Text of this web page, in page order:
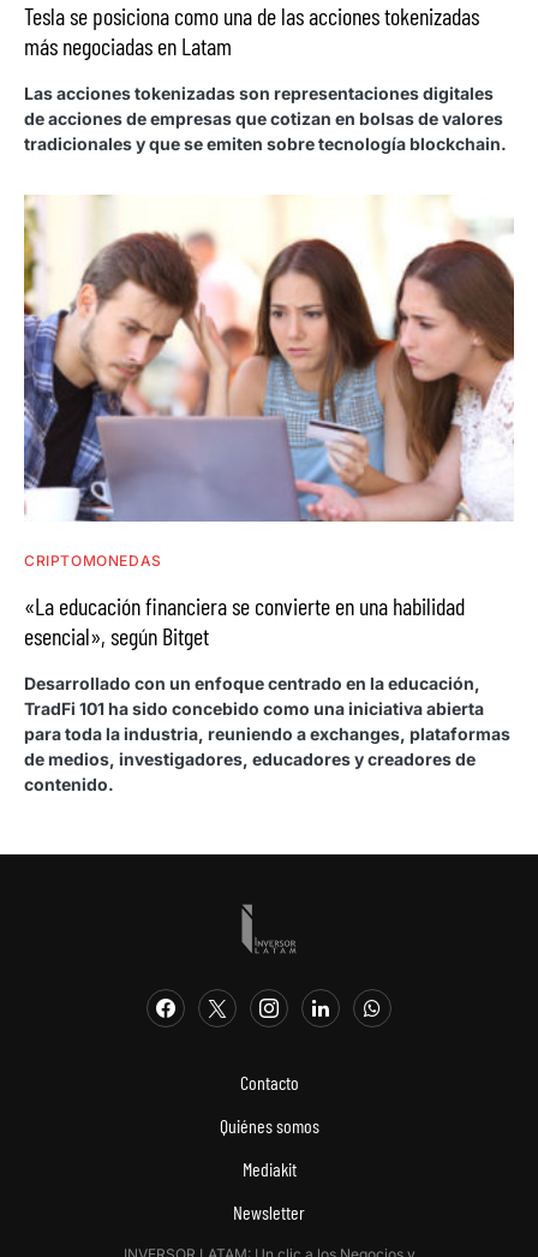
Tesla se posiciona como una de las acciones tokenizadas
más negociadas en Latam
Las acciones tokenizadas son representaciones digitales
de acciones de empresas que cotizan en bolsas de valores
tradicionales y que se emiten sobre tecnología blockchain.
CRIPTOMONEDAS
«La educación financiera se convierte en una habilidad
esencial», según Bitget
Desarrollado con un enfoque centrado en la educación,
TradFi 101 ha sido concebido como una iniciativa abierta
para toda la industria, reuniendo a exchanges, plataformas
de medios, investigadores, educadores y creadores de
contenido.
Contacto
Quiénes somos
Mediakit
Newsletter